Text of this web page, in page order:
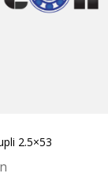
2.5×53